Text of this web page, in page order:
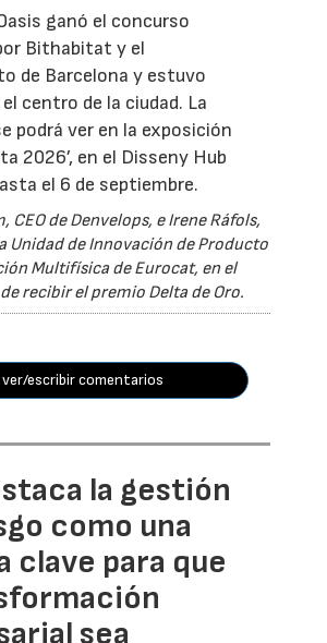
ganó el concurso
Bithabitat y el
de Barcelona y estuvo
centro de la ciudad. La
podrá ver en la exposición
2026’, en el Disseny Hub
el 6 de septiembre.
CEO de Denvelops, e Irene Ráfols,
Unidad de Innovación de Producto
Multifísica de Eurocat, en el
recibir el premio Delta de Oro.
ver/escribir comentarios
la gestión
como una
clave para que
sea